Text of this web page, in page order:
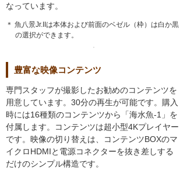
なっています。
＊ 魚八景Jr.IIは本体および前面のベゼル（枠）は白か黒
の選択ができます。
豊富な映像コンテンツ
専門スタッフが撮影したお勧めのコンテンツを
用意しています。30分の再生が可能です。購入
時には16種類のコンテンツから「海水魚-1」を
付属します。コンテンツは超小型4Kプレイヤー
です。映像の切り替えは、コンテンツBOXのマ
イクロHDMIと電源コネクターを抜き差しする
だけのシンプル構造です。